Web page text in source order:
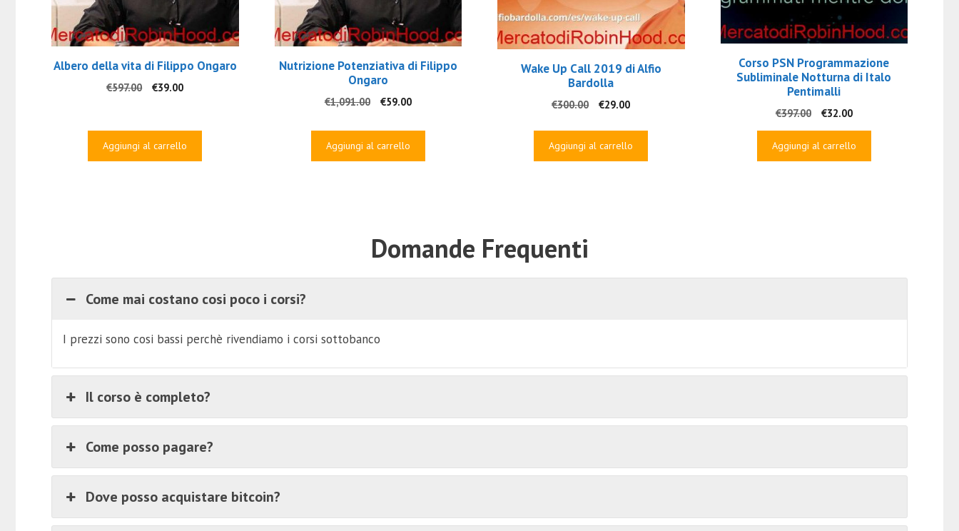
Albero della vita di Filippo Ongaro
€597.00
Il
era:
€597.00.
€39.00Il
è:
€39.00.
Aggiungi al carrello
Nutrizione Potenziativa di Filippo
Ongaro
€1,091.00
Il
originale
era:
€1,091.00.
€59.00Il
attuale
€59.00.
Aggiungi al carrello
Wake Up Call 2019 di Alfio
Bardolla
€300.00
Il
originale
era:
€300.00.
€29.00Il
attuale
è:
€29.00.
Aggiungi al carrello
Corso PSN Programmazione
Subliminale Notturna di Italo
Pentimalli
€397.00
Il
prezzo
originale
€32.00Il
prezzo
attuale
Aggiungi al carrello
Domande Frequenti
Come mai costano cosi poco i corsi?
I prezzi sono cosi bassi perchè rivendiamo i corsi sottobanco
Il corso è completo?
Come posso pagare?
Dove posso acquistare bitcoin?